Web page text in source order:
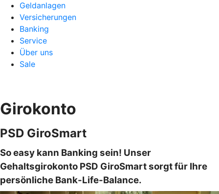
Geldanlagen
Versicherungen
Banking
Service
Über uns
Sale
Girokonto
PSD GiroSmart
So easy kann Banking sein! Unser
Gehaltsgirokonto PSD GiroSmart sorgt für Ihre
persönliche Bank-Life-Balance.